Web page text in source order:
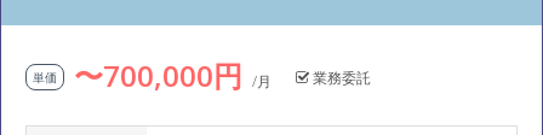
単価 〜700,000円 /月 業務委託